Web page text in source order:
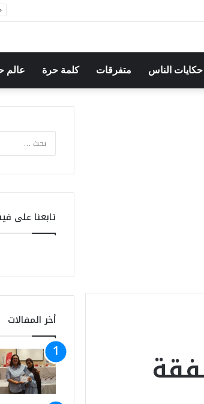
الشعبي وصالح الفرزيط في البال
حكايات الناس متفرقات كلمة حرة عالم
تابعنا على
أخر المقالات